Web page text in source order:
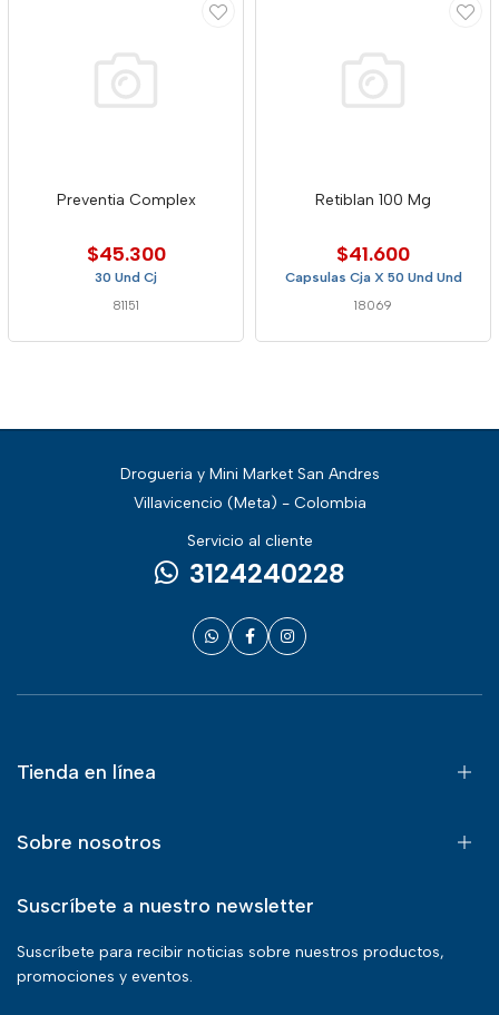
Preventia Complex
$45.300
30 Und Cj
81151
Retiblan 100 Mg
$41.600
Capsulas Cja X 50 Und Und
18069
Drogueria y Mini Market San Andres
Villavicencio (Meta) - Colombia
Servicio al cliente
3124240228
Tienda en línea
Sobre nosotros
Suscríbete a nuestro newsletter
Suscríbete para recibir noticias sobre nuestros productos,
promociones y eventos.